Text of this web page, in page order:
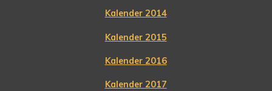
Kalender 2014
Kalender 2015
Kalender 2016
Kalender 2017